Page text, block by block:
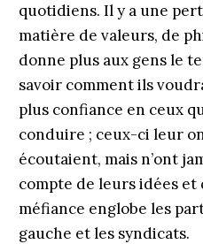
quotidiens. Il y a une
matière de valeurs, de
donne plus aux gens le
savoir comment ils
plus confiance en ceux
conduire ; ceux-ci leur
écoutaient, mais n’ont
compte de leurs idées et
méfiance englobe les
gauche et les syndicats.